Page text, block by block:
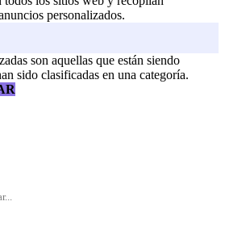
personalizados.
son aquellas que están siendo
sido clasificadas en una categoría.